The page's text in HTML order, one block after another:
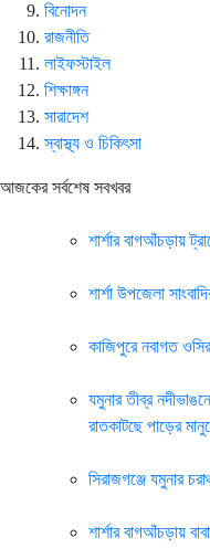
বিনোদন
রাজনীতি
লাইফস্টাইল
শিক্ষাঙ্গন
সারাদেশ
স্বাস্থ্য ও চিকিৎসা
আজকের সর্বশেষ সবখবর
শার্শার বাগআঁচড়ায়
শার্শা উপজেলা
কাজিপুরে নবাগত
যমুনার তীব্র
রাতকাটছে পাড়ের
সিরাজগঞ্জে যমুনার
শার্শার বাগআঁচড়ায়